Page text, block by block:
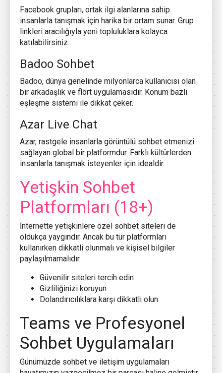
Facebook grupları, ortak ilgi alanlarına sahip
insanlarla tanışmak için harika bir ortam sunar. Grup
linkleri aracılığıyla yeni topluluklara kolayca
katılabilirsiniz.
Badoo Sohbet
Badoo, dünya genelinde milyonlarca kullanıcısı olan
bir arkadaşlık ve flört uygulamasıdır. Konum bazlı
eşleşme sistemi ile dikkat çeker.
Azar Live Chat
Azar, rastgele insanlarla görüntülü sohbet etmenizi
sağlayan global bir platformdur. Farklı kültürlerden
insanlarla tanışmak isteyenler için idealdir.
Yetişkin Sohbet
Platformları (18+)
İnternette yetişkinlere özel sohbet siteleri de
oldukça yaygındır. Ancak bu tür platformları
kullanırken dikkatli olunmalı ve kişisel bilgiler
paylaşılmamalıdır.
Güvenilir siteleri tercih edin
Gizliliğinizi koruyun
Dolandırıcılıklara karşı dikkatli olun
Teams ve Profesyonel
Sohbet Uygulamaları
Günümüzde sohbet ve iletişim uygulamaları